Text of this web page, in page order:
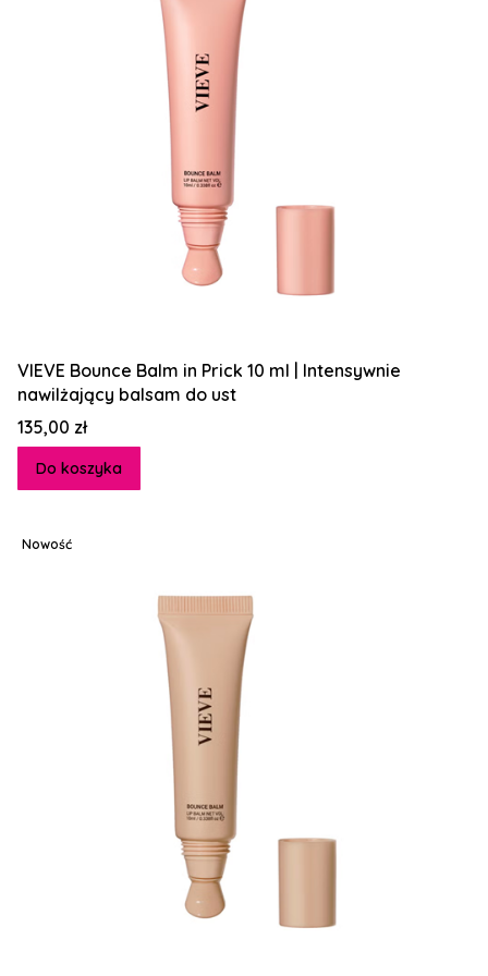
VIEVE Bounce Balm in Prick 10 ml | Intensywnie
nawilżający balsam do ust
Cena
135,00 zł
Do koszyka
Nowość